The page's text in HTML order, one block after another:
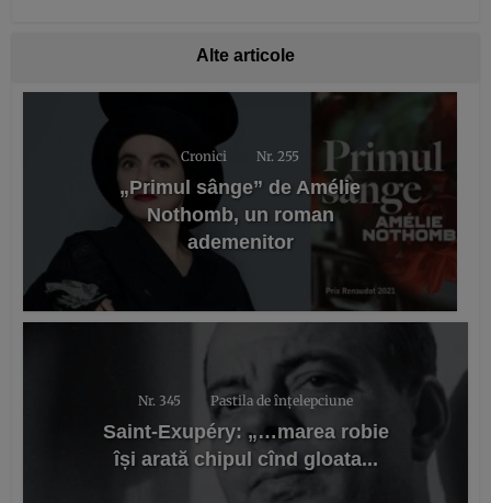
Alte articole
Cronici Nr. 255
„Primul sânge” de Amélie
Nothomb, un roman
ademenitor
Nr. 345 Pastila de înțelepciune
Saint-Exupéry: „…marea robie
își arată chipul cînd gloata...